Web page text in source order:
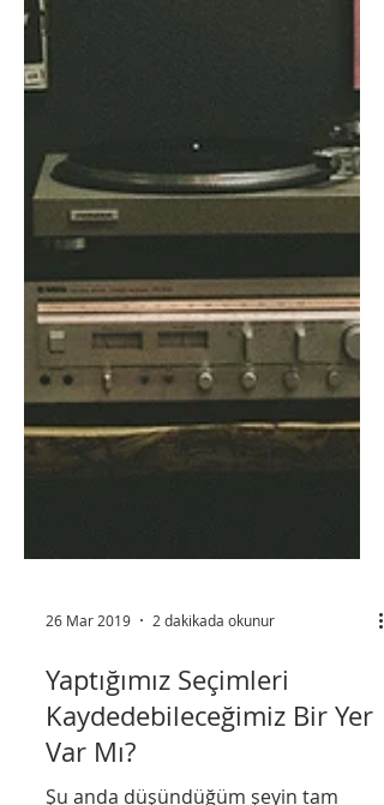
26 Mar 2019